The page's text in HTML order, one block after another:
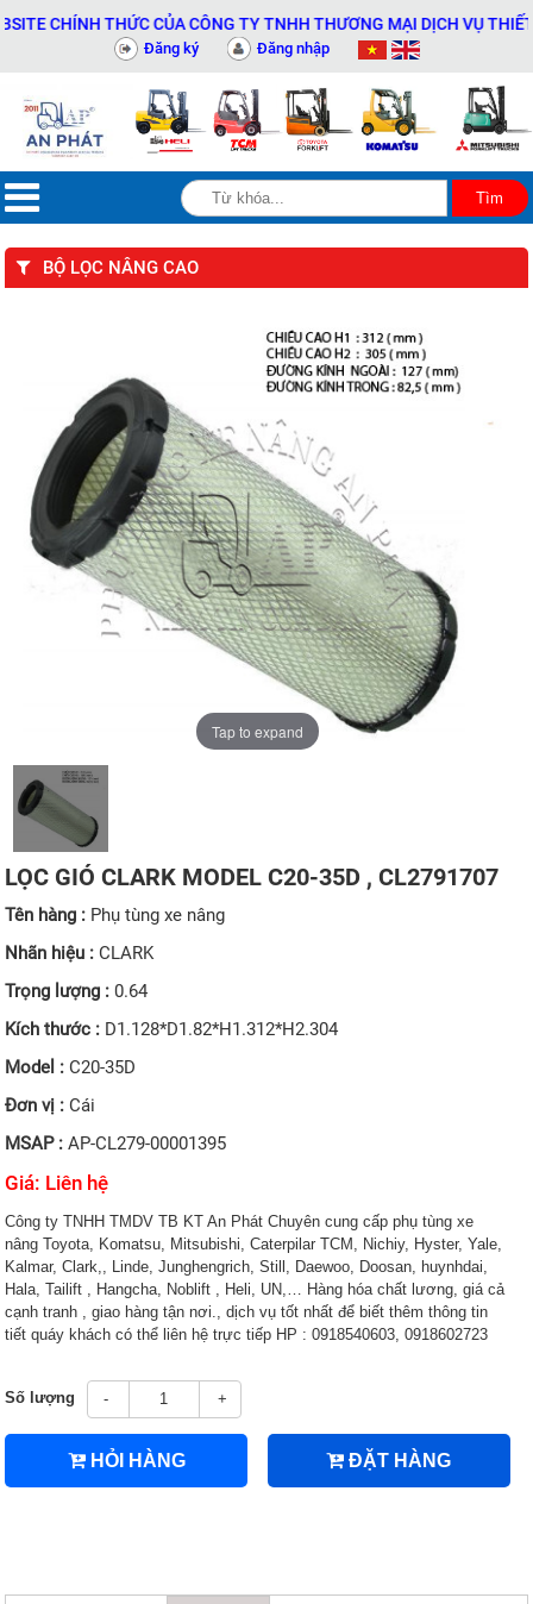
CHÍNH THỨC CỦA CÔNG TY TNHH THƯƠNG MẠI DỊCH VỤ THIẾT
Đăng ký Đăng nhập
BỘ LỌC NÂNG CAO
Tap to expand
LỌC GIÓ CLARK MODEL C20-35D , CL2791707
Tên hàng : Phụ tùng xe nâng
Nhãn hiệu :CLARK
Trọng lượng :0.64
Kích thước : D1.128*D1.82*H1.312*H2.304
Model :C20-35D
Đơn vị :Cái
MSAP :AP-CL279-00001395
Giá: Liên hệ
Công ty TNHH TMDV TB KT An Phát Chuyên cung cấp phụ tùng xe
nâng Toyota, Komatsu, Mitsubishi, Caterpilar TCM, Nichiy, Hyster, Yale,
Kalmar, Clark,, Linde, Junghengrich, Still, Daewoo, Doosan, huynhdai,
Hala, Tailift , Hangcha, Noblift , Heli, UN,… Hàng hóa chất lương, giá cả
cạnh tranh , giao hàng tận nơi., dịch vụ tốt nhất để biết thêm thông tin
tiết quáy khách có thể liên hệ trực tiếp HP : 0918540603, 0918602723
Số lượng - +
HỎI HÀNG ĐẶT HÀNG